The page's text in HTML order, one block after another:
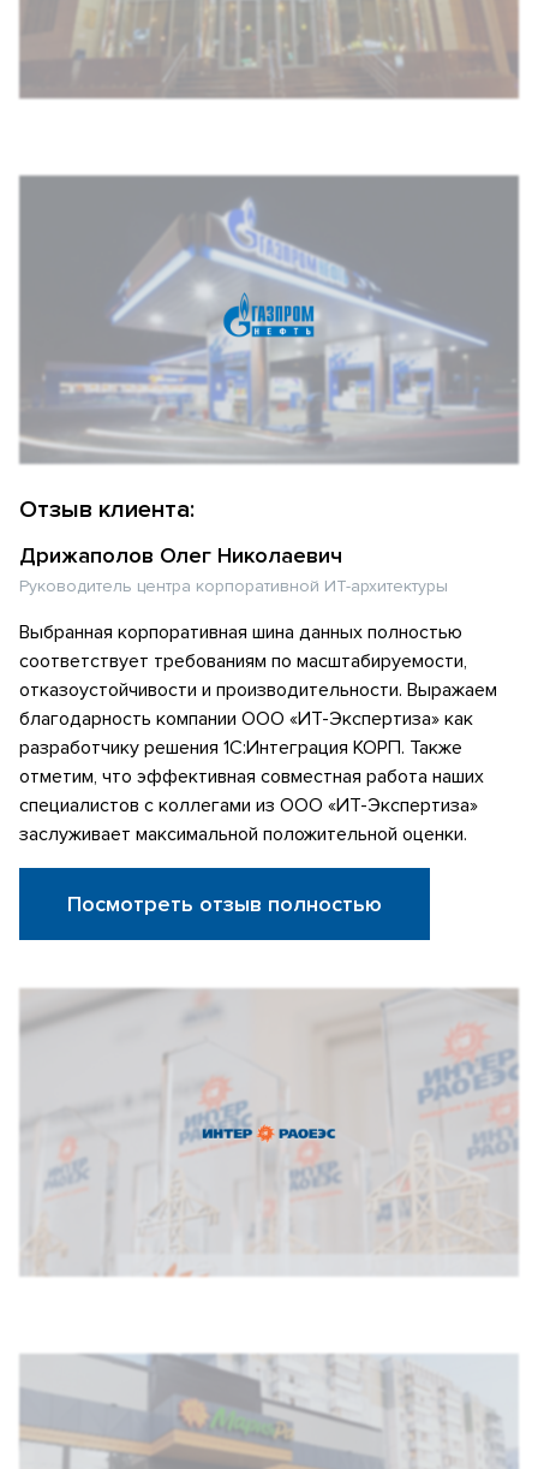
Отзыв клиента:
Дрижаполов Олег Николаевич
Руководитель центра корпоративной ИТ-архитектуры
Выбранная корпоративная шина данных полностью
соответствует требованиям по масштабируемости,
отказоустойчивости и производительности. Выражаем
благодарность компании ООО «ИТ-Экспертиза» как
разработчику решения 1С:Интеграция КОРП. Также
отметим, что эффективная совместная работа наших
специалистов с коллегами из ООО «ИТ-Экспертиза»
заслуживает максимальной положительной оценки.
Посмотреть отзыв полностью